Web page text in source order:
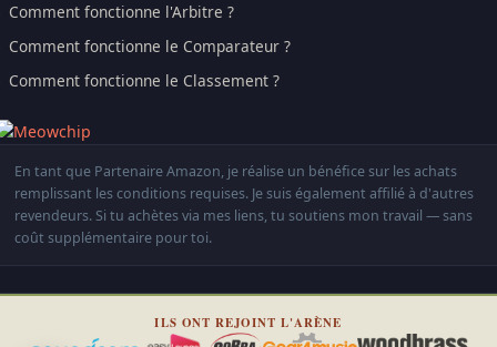
Comment fonctionne l'Arbitre ?
Comment fonctionne le Comparateur ?
Comment fonctionne le Classement ?
En tant que Partenaire Amazon, je réalise un bénéfice sur les achats
remplissant les conditions requises. Je suis également affilié à d'autres
revendeurs. Si tu achètes via mes liens, tu soutiens mon travail — sans
coût supplémentaire pour toi.
ILS ONT REJOINT L'ARÈNE